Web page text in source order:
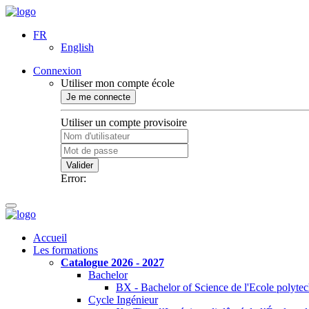
FR
English
Connexion
Utiliser mon compte école
Je me connecte
Utiliser un compte provisoire
Valider
Error:
Accueil
Les formations
Catalogue 2026 - 2027
Bachelor
BX - Bachelor of Science de l'Ecole
Cycle Ingénieur